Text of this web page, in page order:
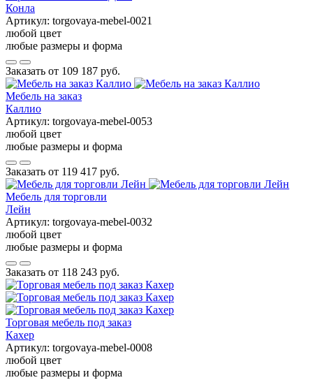
Конла
Артикул: torgovaya-mebel-0021
любой цвет
любые размеры и форма
Заказать от 109 187 руб.
Мебель на заказ
Каллио
Артикул: torgovaya-mebel-0053
любой цвет
любые размеры и форма
Заказать от 119 417 руб.
Мебель для торговли
Лейн
Артикул: torgovaya-mebel-0032
любой цвет
любые размеры и форма
Заказать от 118 243 руб.
Торговая мебель под заказ
Кахер
Артикул: torgovaya-mebel-0008
любой цвет
любые размеры и форма